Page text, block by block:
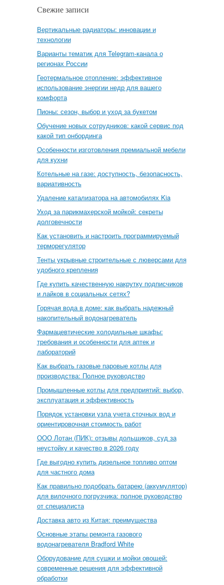
Свежие записи
Вертикальные радиаторы: инновации и
технологии
Варианты тематик для Telegram-канала о
регионах России
Геотермальное отопление: эффективное
использование энергии недр для вашего
комфорта
Пионы: сезон, выбор и уход за букетом
Обучение новых сотрудников: какой сервис под
какой тип онбординга
Особенности изготовления премиальной мебели
для кухни
Котельные на газе: доступность, безопасность,
вариативность
Удаление катализатора на автомобилях Kia
Уход за парикмахерской мойкой: секреты
долговечности
Как установить и настроить программируемый
терморегулятор
Тенты укрывные строительные с люверсами для
удобного крепления
Где купить качественную накрутку подписчиков
и лайков в социальных сетях?
Горячая вода в доме: как выбрать надежный
накопительный водонагреватель
Фармацевтические холодильные шкафы:
требования и особенности для аптек и
лабораторий
Как выбрать газовые паровые котлы для
производства: Полное руководство
Промышленные котлы для предприятий: выбор,
эксплуатация и эффективность
Порядок установки узла учета сточных вод и
ориентировочная стоимость работ
ООО Лотан (ПИК): отзывы дольщиков, суд за
неустойку и качество в 2026 году
Где выгодно купить дизельное топливо оптом
для частного дома
Как правильно подобрать батарею (аккумулятор)
для вилочного погрузчика: полное руководство
от специалиста
Доставка авто из Китая: преимущества
Основные этапы ремонта газового
водонагревателя Bradford White
Оборудование для сушки и мойки овощей:
современные решения для эффективной
обработки